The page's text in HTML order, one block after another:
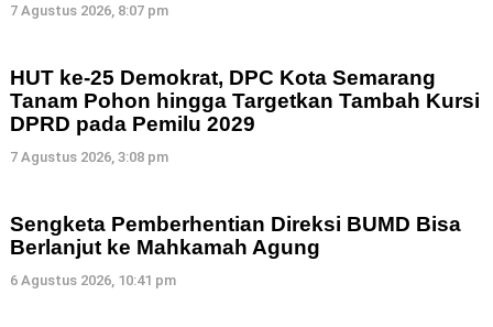
7 Agustus 2026, 8:07 pm
HUT ke-25 Demokrat, DPC Kota Semarang
Tanam Pohon hingga Targetkan Tambah Kursi
DPRD pada Pemilu 2029
7 Agustus 2026, 3:08 pm
Sengketa Pemberhentian Direksi BUMD Bisa
Berlanjut ke Mahkamah Agung
6 Agustus 2026, 10:41 pm